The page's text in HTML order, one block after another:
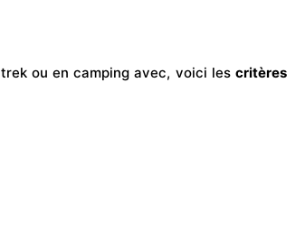
trekou encamping avec, voici lescritères